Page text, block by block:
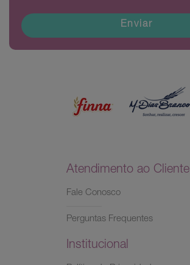
Enviar
Atendimento ao Cliente
Fale Conosco
Perguntas Frequentes
Institucional